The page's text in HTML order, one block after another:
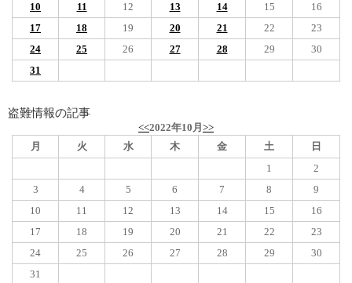
10
11 12 13 14 15
16
17
18 19 20 21 22
23
24
25 26 27 28 29
30
31
盗難情報の記事
<<2022年10月 >>
月
火 水 木 金 土
日
1
2
3
4 5 6 7 8
9
10
11 12 13 14 15
16
17
18 19 20 21 22
23
24
25 26 27 28 29
30
31